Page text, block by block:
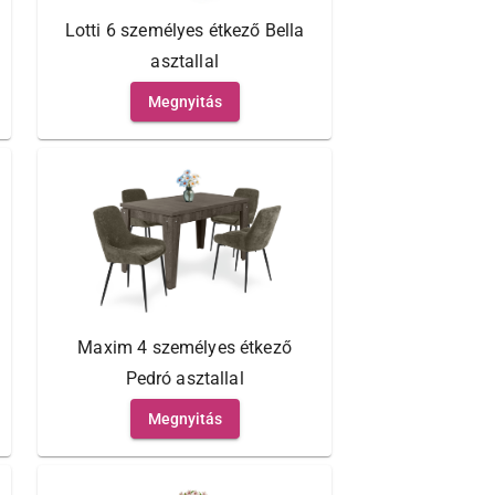
Lotti 6 személyes étkező Bella
asztallal
Megnyitás
Maxim 4 személyes étkező
Pedró asztallal
Megnyitás